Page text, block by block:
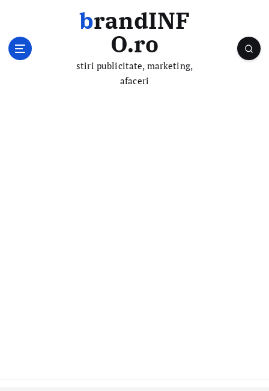
brandINF
O.ro
stiri publicitate, marketing,
afaceri